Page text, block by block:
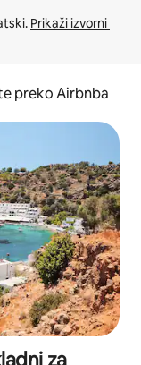
Prikaži izvorni
preko Airbnba